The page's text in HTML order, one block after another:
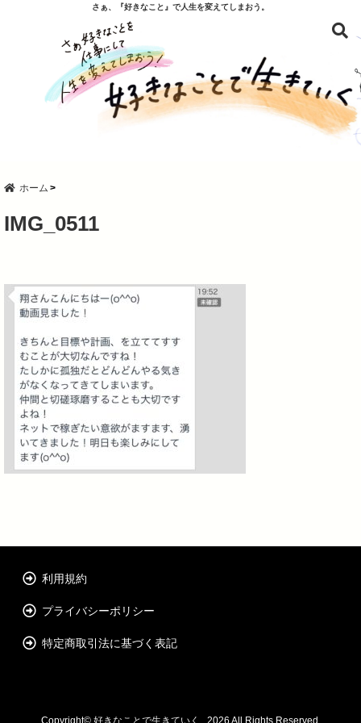
さぁ、『好きなこと』で人生を変えてしまおう。
ホーム
IMG_0511
利用規約
プライバシーポリシー
特定商取引法に基づく表記
Copyright© 好きなことで生きていく , 2026 All Rights Reserved.